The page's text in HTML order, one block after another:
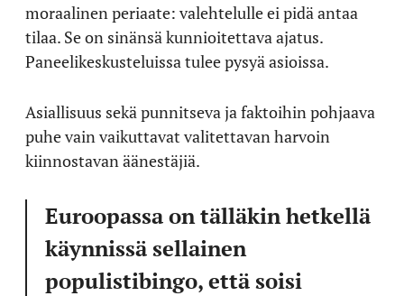
moraalinen periaate: valehtelulle ei pidä antaa
tilaa. Se on sinänsä kunnioitettava ajatus.
Paneelikeskusteluissa tulee pysyä asioissa.
Asiallisuus sekä punnitseva ja faktoihin pohjaava
puhe vain vaikuttavat valitettavan harvoin
kiinnostavan äänestäjiä.
Euroopassa on tälläkin hetkellä
käynnissä sellainen
populistibingo, että soisi